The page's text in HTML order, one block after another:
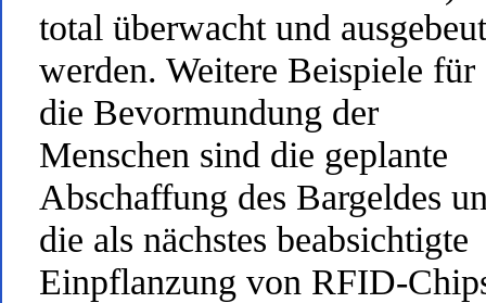
total überwacht und
werden. Weitere Beispiele für
die Bevormundung der
Menschen sind die geplante
Abschaffung des Bargeldes
die als nächstes beabsichtigte
Einpflanzung von RFID-